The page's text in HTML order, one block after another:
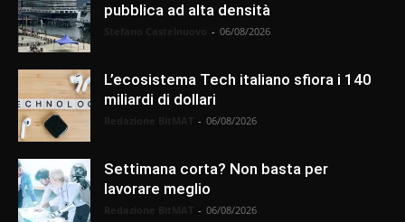
pubblica ad alta densità
- 06/08/2026
L’ecosistema Tech italiano sfiora i 140
miliardi di dollari
- 06/08/2026
Settimana corta? Non basta per
lavorare meglio
- 06/08/2026